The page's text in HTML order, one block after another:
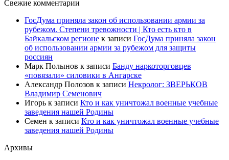
Свежие комментарии
ГосДума приняла закон об использовании армии за
рубежом. Степени тревожности | Кто есть кто в
Байкальском регионе к записи ГосДума приняла закон
об использовании армии за рубежом для защиты
россиян
Марк Полынов к записи Банду наркоторговцев
«повязали» силовики в Ангарске
Александр Полозов к записи Некролог: ЗВЕРЬКОВ
Владимир Семенович
Игорь к записи Кто и как уничтожал военные учебные
заведения нашей Родины
Семен к записи Кто и как уничтожал военные учебные
заведения нашей Родины
Архивы